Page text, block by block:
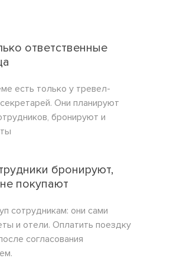
ответственные
есть только у тревел-
Они планируют
бронируют и
бронируют,
покупают
сотрудникам: они сами
и отели. Оплатить поездку
согласования